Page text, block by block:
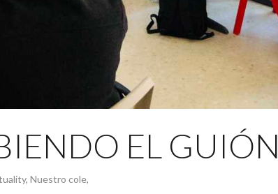
EL GUIÓN
, Nuestro cole,